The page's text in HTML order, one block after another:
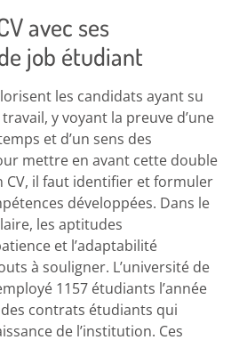
avec ses
job étudiant
les candidats ayant su
y voyant la preuve d’une
et d’un sens des
mettre en avant cette double
CV, il faut identifier et formuler
développées. Dans le
les aptitudes
et l’adaptabilité
à souligner. L’université de
1157 étudiants l’année
contrats étudiants qui
de l’institution. Ces